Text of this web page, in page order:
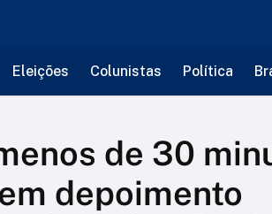
Eleições Colunistas Política
de 30
depoimento